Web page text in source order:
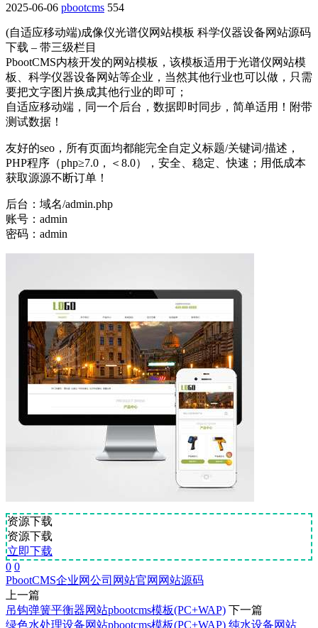
2025-06-06 pbootcms 554
(自适应移动端)成像仪光谱仪网站模板 科学仪器设备网站源码
下载 – 带三级栏目
PbootCMS内核开发的网站模板，该模板适用于光谱仪网站模
板、科学仪器设备网站等企业，当然其他行业也可以做，只需
要把文字图片换成其他行业的即可；
自适应移动端，同一个后台，数据即时同步，简单适用！附带
测试数据！
友好的seo，所有页面均都能完全自定义标题/关键词/描述，
PHP程序（php≥7.0，＜8.0），安全、稳定、快速；用低成本
获取源源不断订单！
后台：域名/admin.php
账号：admin
密码：admin
资源下载
资源下载
立即下载
0 0
PbootCMS企业网公司网站官网 网站源码
上一篇
吊钩弹簧平衡器网站pbootcms模板(PC+WAP) 下一篇
绿色水处理设备网站pbootcms模板(PC+WAP) 纯水设备网站